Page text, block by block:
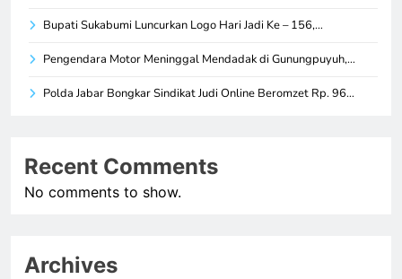
Bupati Sukabumi Luncurkan Logo Hari Jadi Ke – 156,…
Pengendara Motor Meninggal Mendadak di Gunungpuyuh,…
Polda Jabar Bongkar Sindikat Judi Online Beromzet Rp. 96…
Recent Comments
No comments to show.
Archives